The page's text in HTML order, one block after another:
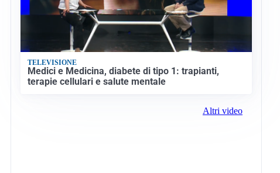
TELEVISIONE
Medici e Medicina, diabete di tipo 1: trapianti,
terapie cellulari e salute mentale
Altri video